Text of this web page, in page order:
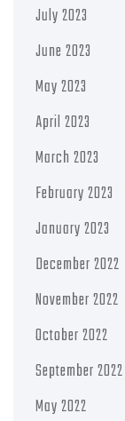
July 2023
June 2023
May 2023
April 2023
March 2023
February 2023
January 2023
December 2022
November 2022
October 2022
September 2022
May 2022